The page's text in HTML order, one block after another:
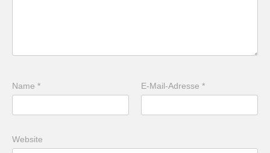
Name * E-Mail-Adresse*
Website